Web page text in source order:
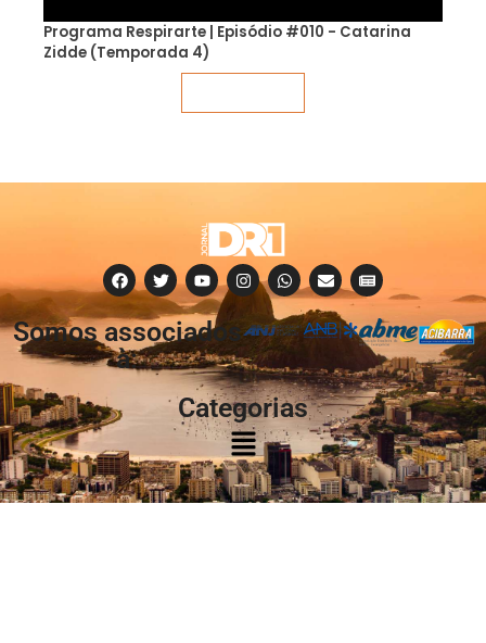
Programa Respirarte | Episódio #010 - Catarina
Zidde (Temporada 4)
Somos associados
à:
Categorias